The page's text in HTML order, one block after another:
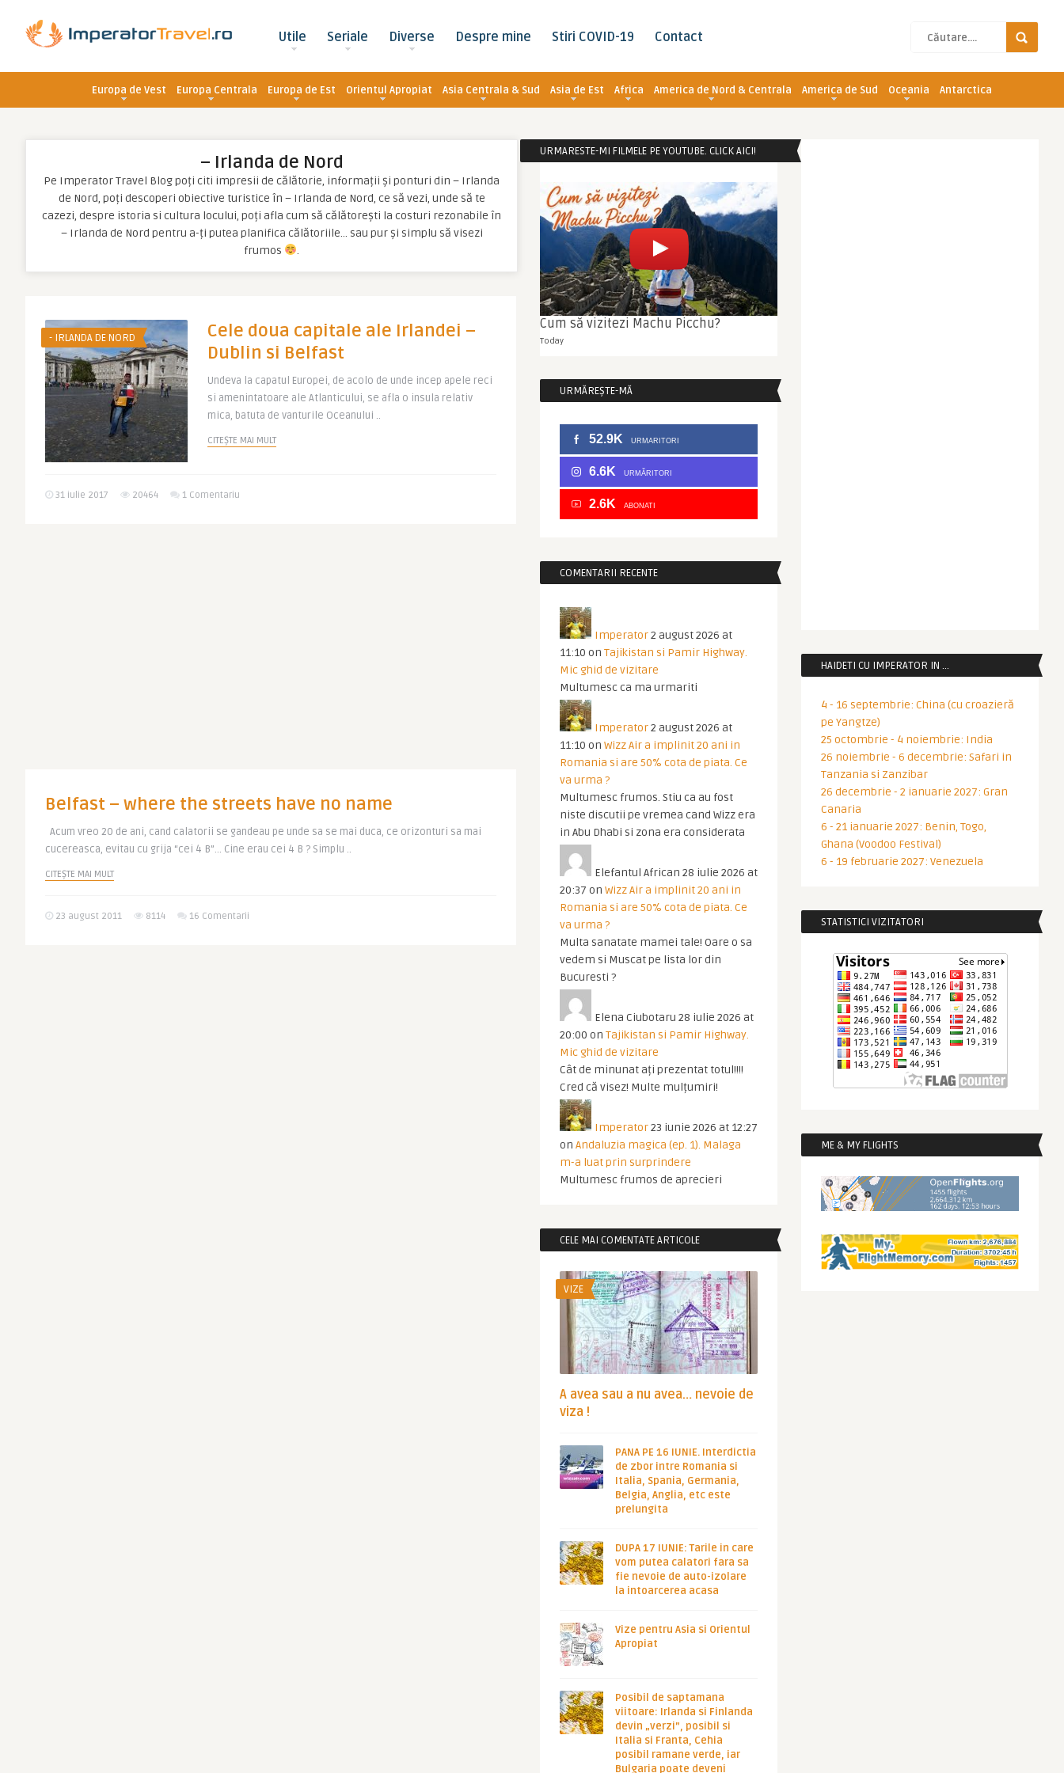
Utile Seriale Diverse Despre mine Stiri COVID-19 Contact
Europa de Vest Europa Centrala Europa de Est Orientul Apropiat Asia Centrala & Sud Asia de Est Africa America de Nord & Centrala America de Sud Oceania Antarctica
– Irlanda de Nord
Pe Imperator Travel Blog poți citi impresii de călătorie, informații și ponturi din – Irlanda
de Nord, poți descoperi obiective turistice în – Irlanda de Nord, ce să vezi, unde să te
cazezi, despre istoria si cultura locului, poți afla cum să călătorești la costuri rezonabile în
– Irlanda de Nord pentru a-ți putea planifica călătoriile… sau pur și simplu să visezi
frumos
.
- IRLANDA DE NORD
Cele doua capitale ale Irlandei –
Dublin si Belfast
Undeva la capatul Europei, de acolo de unde incep apele reci
si amenintatoare ale Atlanticului, se afla o insula relativ
mica, batuta de vanturile Oceanului ..
CITEȘTE MAI MULT
31 iulie 2017 20464 1 Comentariu
Belfast – where the streets have no name
Acum vreo 20 de ani, cand calatorii se gandeau pe unde sa se mai duca, ce orizonturi sa mai
cucereasca, evitau cu grija “cei 4 B”… Cine erau cei 4 B ? Simplu ..
CITEȘTE MAI MULT
23 august 2011 8114 16 Comentarii
URMARESTE-MI FILMELE PE YOUTUBE. CLICK AICI!
Cum să vizitezi Machu Picchu?
Today
URMĂREȘTE-MĂ
52.9K URMARITORI
6.6K URMĂRITORI
2.6K ABONATI
COMENTARII RECENTE
Imperator2 august 2026 at
11:10 on Tajikistan si Pamir Highway.
Mic ghid de vizitare
Multumesc ca ma urmariti
Imperator2 august 2026 at
11:10 on Wizz Air a implinit 20 ani in
Romania si are 50% cota de piata. Ce
va urma ?
Multumesc frumos. Stiu ca au fost
niste discutii pe vremea cand Wizz era
in Abu Dhabi si zona era considerata
Elefantul African 28 iulie 2026 at
20:37 on Wizz Air a implinit 20 ani in
Romania si are 50% cota de piata. Ce
va urma ?
Multa sanatate mamei tale! Oare o sa
vedem si Muscat pe lista lor din
Bucuresti ?
Elena Ciubotaru 28 iulie 2026 at
20:00 on Tajikistan si Pamir Highway.
Mic ghid de vizitare
Cât de minunat ați prezentat totul!!!!
Cred că visez! Multe mulțumiri!
Imperator23 iunie 2026 at 12:27
on Andaluzia magica (ep. 1). Malaga
m-a luat prin surprindere
Multumesc frumos de aprecieri
CELE MAI COMENTATE ARTICOLE
VIZE
A avea sau a nu avea… nevoie de
viza !
PANA PE 16 IUNIE. Interdictia
de zbor intre Romania si
Italia, Spania, Germania,
Belgia, Anglia, etc este
prelungita
DUPA 17 IUNIE: Tarile in care
vom putea calatori fara sa
fie nevoie de auto-izolare
la intoarcerea acasa
Vize pentru Asia si Orientul
Apropiat
Posibil de saptamana
viitoare: Irlanda si Finlanda
devin „verzi”, posibil si
Italia si Franta, Cehia
posibil ramane verde, iar
Bulgaria poate deveni
HAIDETI CU IMPERATOR IN …
4 - 16 septembrie: China (cu croazieră
pe Yangtze)
25 octombrie - 4 noiembrie: India
26 noiembrie - 6 decembrie: Safari in
Tanzania si Zanzibar
26 decembrie - 2 ianuarie 2027: Gran
Canaria
6 - 21 ianuarie 2027: Benin, Togo,
Ghana (Voodoo Festival)
6 - 19 februarie 2027: Venezuela
STATISTICI VIZITATORI
ME & MY FLIGHTS